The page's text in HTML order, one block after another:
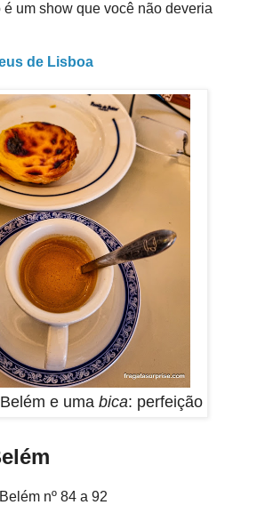
é um show que você não deveria
de Lisboa
e uma bica: perfeição
nº 84 a 92